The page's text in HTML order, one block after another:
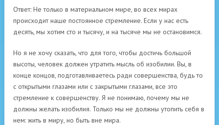
Ответ: Не только в материальном мире, во всех мирах
происходит наше постоянное стремление. Если у нас есть
десять, мы хотим сто и тысячу, и на тысяче мы не остановимся.
Но я не хочу сказать, что для того, чтобы достичь большой
высоты, человек должен утратить мысль об изобилии. Вы, в
конце концов, подготавливаетесь ради совершенства, будь то
с открытыми глазами или с закрытыми глазами, все это
стремление к совершенству. Я не понимаю, почему мы не
должны желать изобилия. Только мы не должны утопить себя в
нем: жить в миру, но быть вне мира.